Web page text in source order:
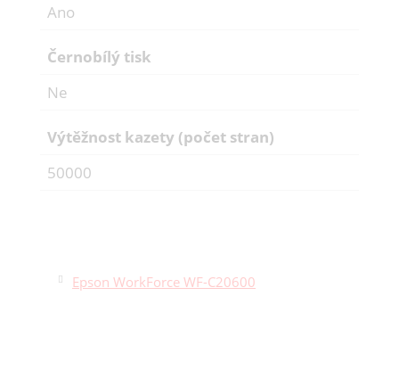
Ano
Černobílý tisk
Ne
Výtěžnost kazety (počet stran)
50000
Epson WorkForce WF-C20600